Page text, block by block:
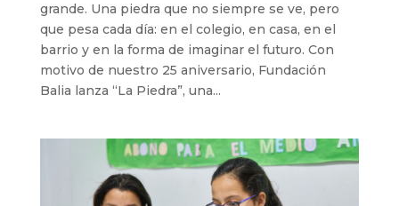
grande. Una piedra que no siempre se ve, pero
que pesa cada día: en el colegio, en casa, en el
barrio y en la forma de imaginar el futuro. Con
motivo de nuestro 25 aniversario, Fundación
Balia lanza “La Piedra”, una...